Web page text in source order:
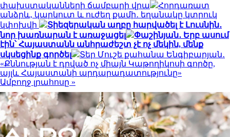
փախստականների ճամբարի վրա
Հորդառատ
անձրև, կարկուտ և ուժեղ քամի․ եղանակը կտրուկ
կփոխվի
Տիեզերական աղբը հարվածել է Լուսնին․
նոր խառնարան է առաջացել
Փաշինյան․ Երբ ասում
էին՝ Հայաստանն անհրաժեշտ չէ ոչ մեկին, մենք
սկսեցինք գործել
Տեր Մուշե քահանա Ենգիբարյան․
«Քննության է դրված ոչ միայն Կաթողիկոսի գործը,
այլև Հայաստանի արդարադատությունը»
Ամբողջ լրահոսը »